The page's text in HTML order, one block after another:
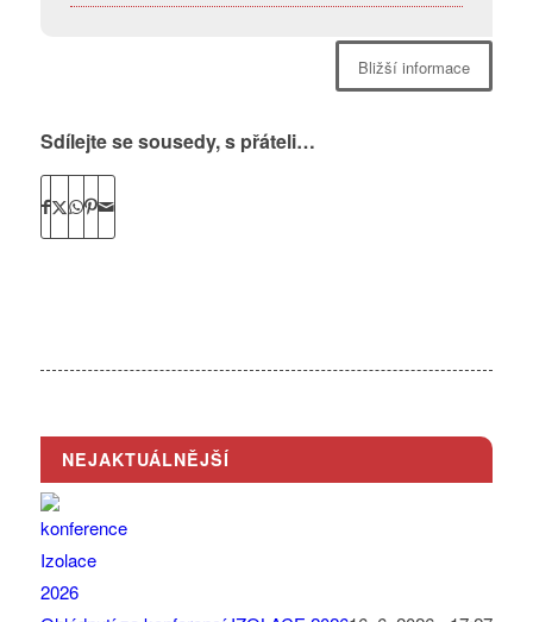
Bližší informace
Sdílejte se sousedy, s přáteli…
NEJAKTUÁLNĚJŠÍ